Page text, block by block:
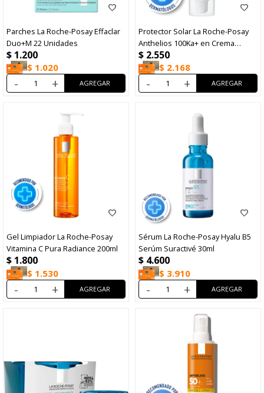
Parches La Roche-Posay Effaclar
Duo+M 22 Unidades
$ 1.200
$ 1.020
- +
Protector Solar La Roche-Posay
Anthelios 100Ka+ en Crema
FPS50+ 50ml
$ 2.550
$ 2.168
- +
Gel Limpiador La Roche-Posay
Vitamina C Pura Radiance 200ml
$ 1.800
$ 1.530
- +
Sérum La Roche-Posay Hyalu B5
Serúm Suractivé 30ml
$ 4.600
$ 3.910
- +